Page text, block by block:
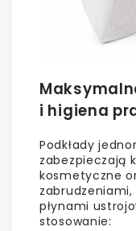
i higiena
Podkłady
zabezpieczają
kosmetyczne
płynami
stosowanie: